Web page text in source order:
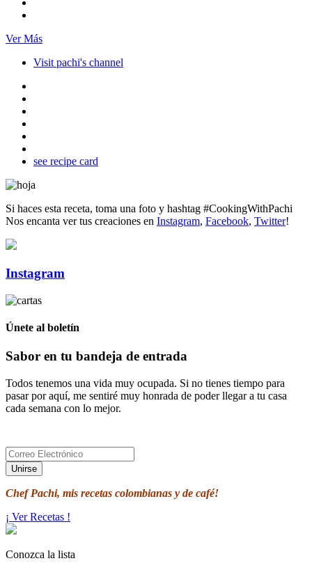
Ver Más
Visit pachi's channel
see recipe card
Si haces esta receta, toma una foto y hashtag #CookingWithPachi
Nos encanta ver tus creaciones en Instagram, Facebook, Twitter!
Instagram
Únete al boletín
Sabor en tu bandeja de entrada
Todos tenemos una vida muy ocupada. Si no tienes tiempo para
pasar por aquí, me sentiré muy honrada de poder llegar a tu casa
cada semana con lo mejor.
Chef Pachi, mis recetas colombianas y de café!
¡ Ver Recetas !
Conozca la lista